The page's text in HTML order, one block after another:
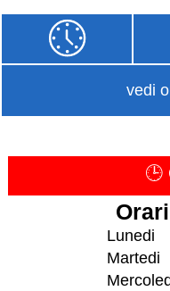
vedi
🕒
Lunedi
Martedi